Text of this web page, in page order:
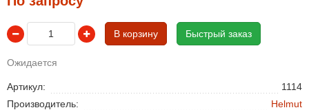
В корзину Быстрый заказ
Ожидается
Артикул:
1114
Производитель:
Helmut